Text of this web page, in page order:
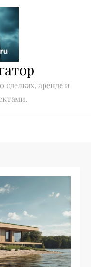
аренде и